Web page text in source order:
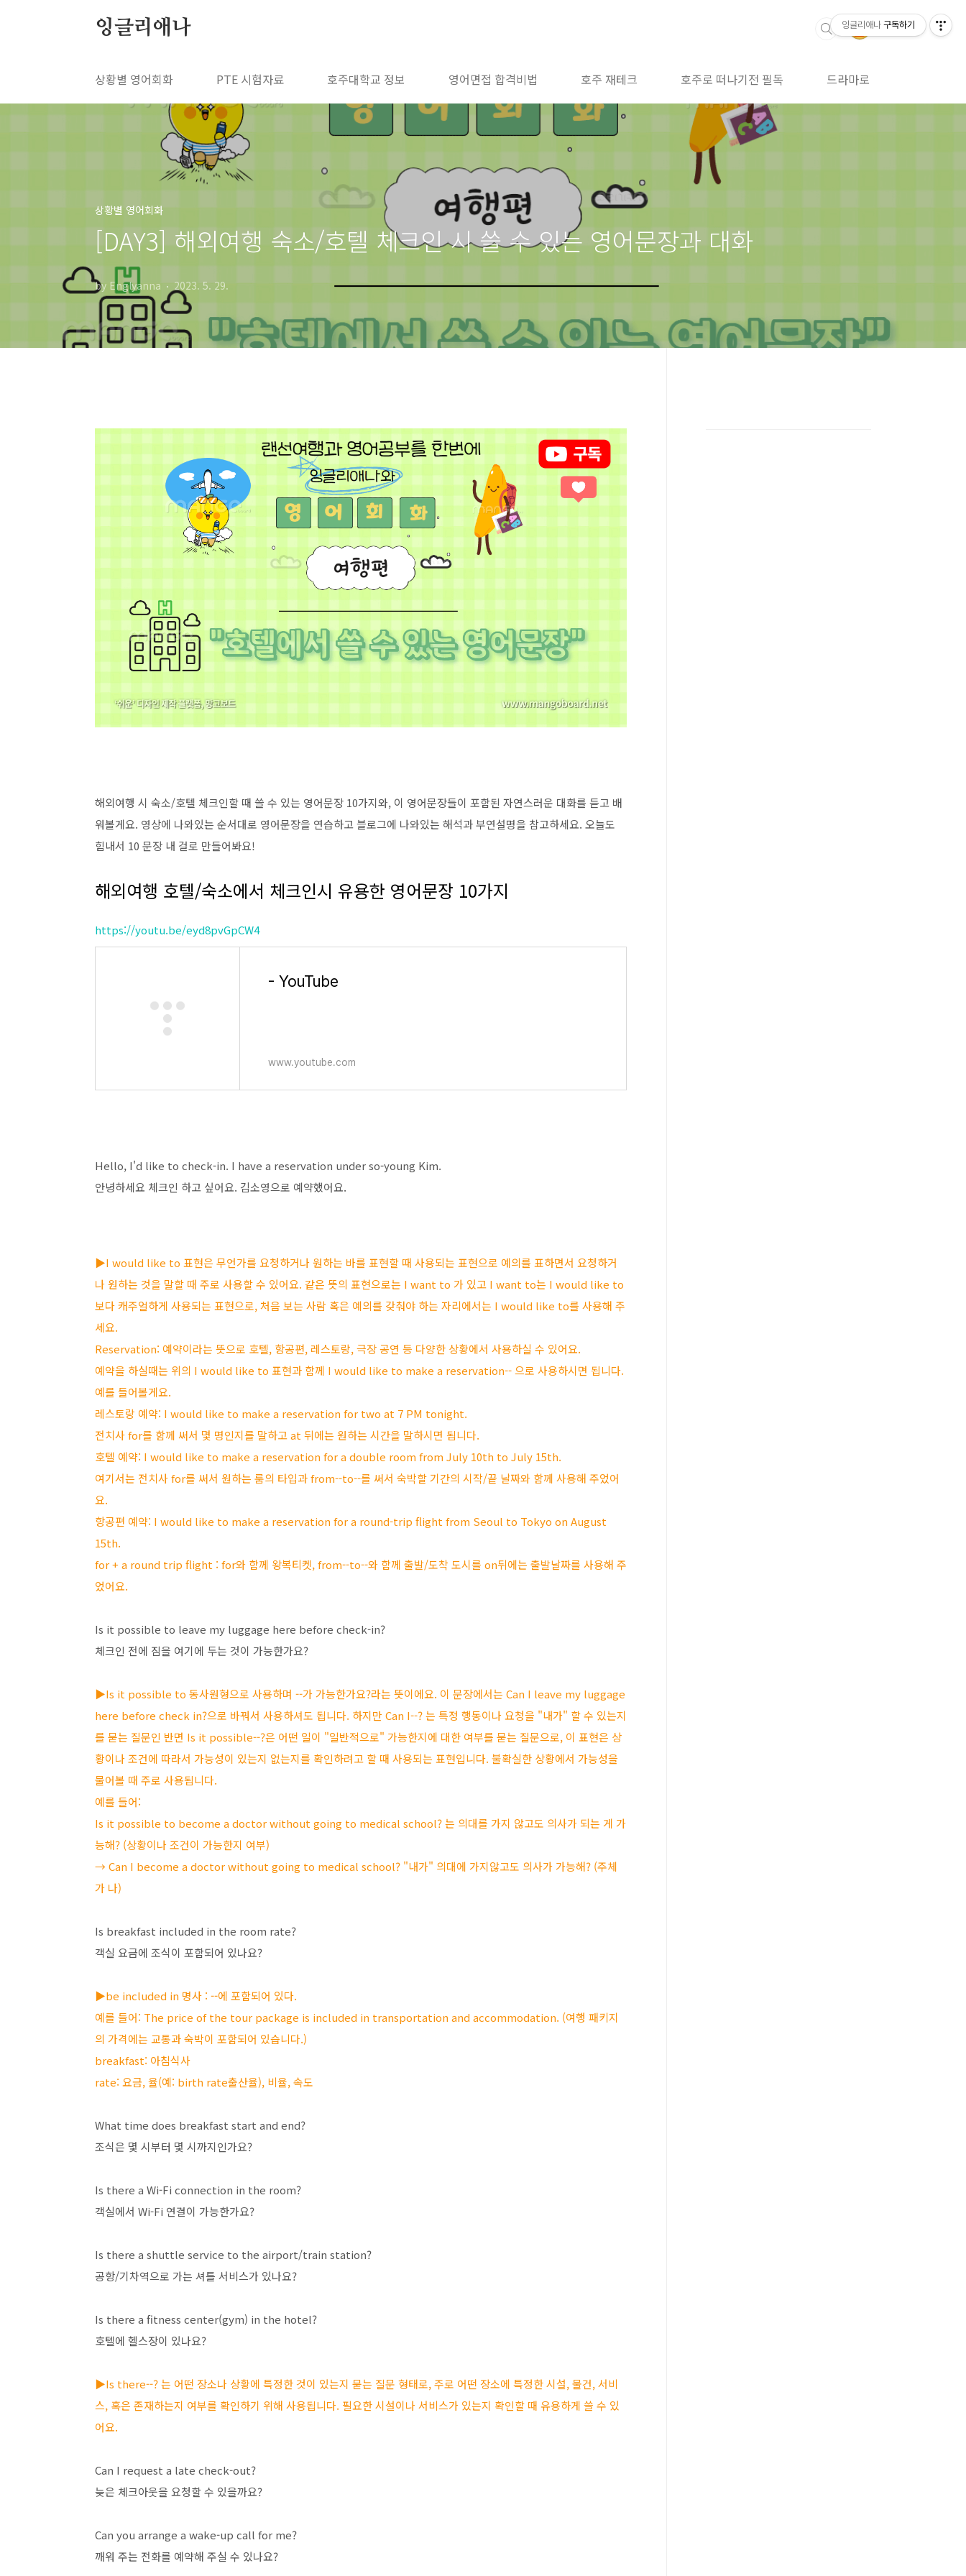
잉글리애나
상황별 영어회화 PTE 시험자료 호주대학교 정보 영어면접 합격비법 호주 재테크 호주로 떠나기전 필독 드라마로 영어공부
상황별 영어회화
[DAY3] 해외여행 숙소/호텔 체크인 시 쓸 수 있는 영어문장과 대화
by Englyanna 2023. 5. 29.
해외여행 시 숙소/호텔 체크인할 때 쓸 수 있는 영어문장 10가지와, 이 영어문장들이 포함된 자연스러운 대화를 듣고 배
워볼게요. 영상에 나와있는 순서대로 영어문장을 연습하고 블로그에 나와있는 해석과 부연설명을 참고하세요. 오늘도
힘내서 10 문장 내 걸로 만들어봐요!
해외여행 호텔/숙소에서 체크인시 유용한 영어문장 10가지
https://youtu.be/eyd8pvGpCW4
- YouTube
www.youtube.com
Hello, I'd like to check-in. I have a reservation under so-young Kim.
안녕하세요 체크인 하고 싶어요. 김소영으로 예약했어요.
▶I would like to 표현은 무언가를 요청하거나 원하는 바를 표현할 때 사용되는 표현으로 예의를 표하면서 요청하거
나 원하는 것을 말할 때 주로 사용할 수 있어요. 같은 뜻의 표현으로는 I want to 가 있고 I want to는 I would like to
보다 캐주얼하게 사용되는 표현으로, 처음 보는 사람 혹은 예의를 갖춰야 하는 자리에서는 I would like to를 사용해 주
세요.
Reservation: 예약이라는 뜻으로 호텔, 항공편, 레스토랑, 극장 공연 등 다양한 상황에서 사용하실 수 있어요.
예약을 하실때는 위의 I would like to 표현과 함께 I would like to make a reservation-- 으로 사용하시면 됩니다.
예를 들어볼게요.
레스토랑 예약: I would like to make a reservation for two at 7 PM tonight.
전치사 for를 함께 써서 몇 명인지를 말하고 at 뒤에는 원하는 시간을 말하시면 됩니다.
호텔 예약: I would like to make a reservation for a double room from July 10th to July 15th.
여기서는 전치사 for를 써서 원하는 룸의 타입과 from--to--를 써서 숙박할 기간의 시작/끝 날짜와 함께 사용해 주었어
요.
항공편 예약: I would like to make a reservation for a round-trip flight from Seoul to Tokyo on August
15th.
for + a round trip flight : for와 함께 왕복티켓, from--to--와 함께 출발/도착 도시를 on뒤에는 출발날짜를 사용해 주
었어요.
Is it possible to leave my luggage here before check-in?
체크인 전에 짐을 여기에 두는 것이 가능한가요?
▶Is it possible to 동사원형으로 사용하며 --가 가능한가요?라는 뜻이에요. 이 문장에서는 Can I leave my luggage
here before check in?으로 바꿔서 사용하셔도 됩니다. 하지만 Can I--? 는 특정 행동이나 요청을 "내가" 할 수 있는지
를 묻는 질문인 반면 Is it possible--?은 어떤 일이 "일반적으로" 가능한지에 대한 여부를 묻는 질문으로, 이 표현은 상
황이나 조건에 따라서 가능성이 있는지 없는지를 확인하려고 할 때 사용되는 표현입니다. 불확실한 상황에서 가능성을
물어볼 때 주로 사용됩니다.
예를 들어:
Is it possible to become a doctor without going to medical school? 는 의대를 가지 않고도 의사가 되는 게 가
능해? (상황이나 조건이 가능한지 여부)
→ Can I become a doctor without going to medical school? "내가" 의대에 가지않고도 의사가 가능해? (주체
가 나)
Is breakfast included in the room rate?
객실 요금에 조식이 포함되어 있나요?
▶be included in 명사 : --에 포함되어 있다.
예를 들어: The price of the tour package is included in transportation and accommodation. (여행 패키지
의 가격에는 교통과 숙박이 포함되어 있습니다.)
breakfast: 아침식사
rate: 요금, 율(예: birth rate출산율), 비율, 속도
What time does breakfast start and end?
조식은 몇 시부터 몇 시까지인가요?
Is there a Wi-Fi connection in the room?
객실에서 Wi-Fi 연결이 가능한가요?
Is there a shuttle service to the airport/train station?
공항/기차역으로 가는 셔틀 서비스가 있나요?
Is there a fitness center(gym) in the hotel?
호텔에 헬스장이 있나요?
▶Is there--? 는 어떤 장소나 상황에 특정한 것이 있는지 묻는 질문 형태로, 주로 어떤 장소에 특정한 시설, 물건, 서비
스, 혹은 존재하는지 여부를 확인하기 위해 사용됩니다. 필요한 시설이나 서비스가 있는지 확인할 때 유용하게 쓸 수 있
어요.
Can I request a late check-out?
늦은 체크아웃을 요청할 수 있을까요?
Can you arrange a wake-up call for me?
깨워 주는 전화를 예약해 주실 수 있나요?
잉글리애나 구독하기